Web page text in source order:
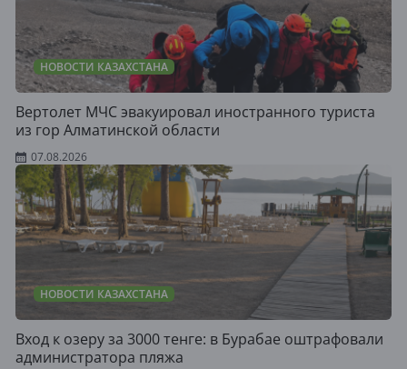
НОВОСТИ КАЗАХСТАНА
Вертолет МЧС эвакуировал иностранного туриста
из гор Алматинской области
07.08.2026
НОВОСТИ КАЗАХСТАНА
Вход к озеру за 3000 тенге: в Бурабае оштрафовали
администратора пляжа